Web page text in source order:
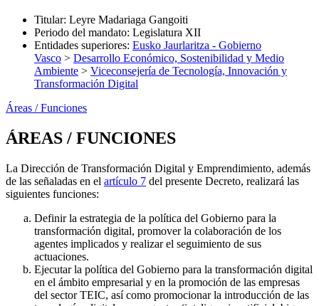
Titular: Leyre Madariaga Gangoiti
Periodo del mandato: Legislatura XII
Entidades superiores: Eusko Jaurlaritza - Gobierno
Vasco > Desarrollo Económico, Sostenibilidad y Medio
Ambiente > Viceconsejería de Tecnología, Innovación y
Transformación Digital
Áreas / Funciones
ÁREAS / FUNCIONES
La Dirección de Transformación Digital y Emprendimiento, además
de las señaladas en el artículo 7 del presente Decreto, realizará las
siguientes funciones:
Definir la estrategia de la política del Gobierno para la
transformación digital, promover la colaboración de los
agentes implicados y realizar el seguimiento de sus
actuaciones.
Ejecutar la política del Gobierno para la transformación digital
en el ámbito empresarial y en la promoción de las empresas
del sector TEIC, así como promocionar la introducción de las